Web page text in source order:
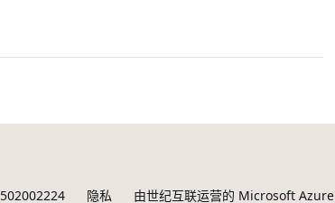
隐私 由世纪互联运营的 Microsoft Azure